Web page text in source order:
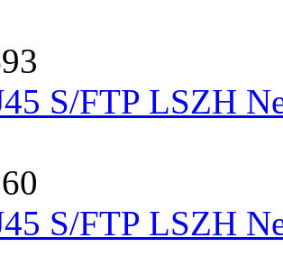
S/FTP LSZH
S/FTP LSZH